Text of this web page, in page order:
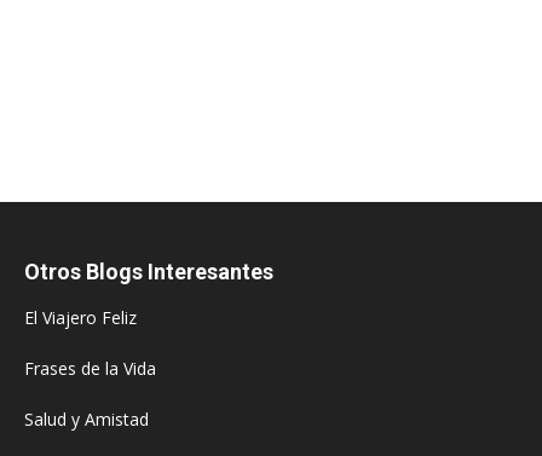
Otros Blogs Interesantes
El Viajero Feliz
Frases de la Vida
Salud y Amistad